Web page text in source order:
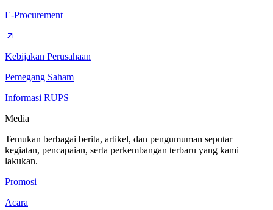
E-Procurement
Kebijakan Perusahaan
Pemegang Saham
Informasi RUPS
Media
Temukan berbagai berita, artikel, dan pengumuman seputar
kegiatan, pencapaian, serta perkembangan terbaru yang kami
lakukan.
Promosi
Acara